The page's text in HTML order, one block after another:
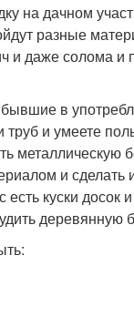
на дачном
разные
и даже солома и
в
и умеете
металлическую
и сделать
куски досок
деревянную